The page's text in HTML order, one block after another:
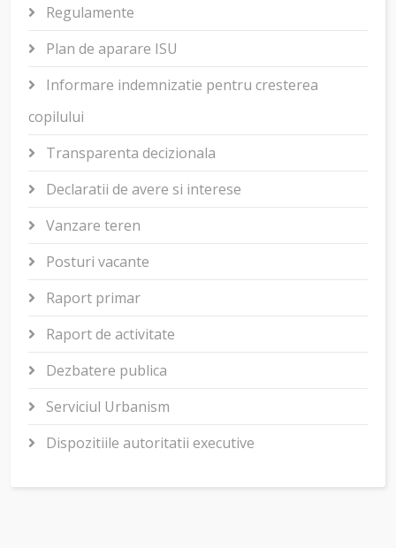
Regulamente
Plan de aparare ISU
Informare indemnizatie pentru cresterea
copilului
Transparenta decizionala
Declaratii de avere si interese
Vanzare teren
Posturi vacante
Raport primar
Raport de activitate
Dezbatere publica
Serviciul Urbanism
Dispozitiile autoritatii executive